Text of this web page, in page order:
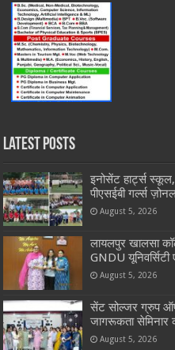
Latest Posts
इनोसेंट हार्ट्स
पीएसईबी गर्ल्स
August 5, 2026
लायलपुर खालसा
GNDU यूनिवर्सिटी
August 5, 2026
सेंट सोल्जर ग्रुप
जागरूकता
August 5, 2026